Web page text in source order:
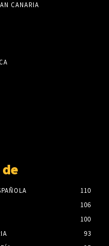
CANARIA
110
106
100
93